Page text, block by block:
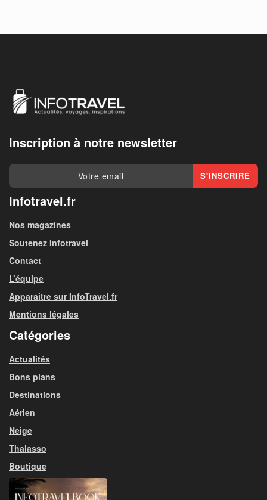
Inscription à notre newsletter
Infotravel.fr
Nos magazines
Soutenez Infotravel
Contact
L’équipe
Apparaitre sur InfoTravel.fr
Mentions légales
Catégories
Actualités
Bons plans
Destinations
Aérien
Neige
Thalasso
Boutique